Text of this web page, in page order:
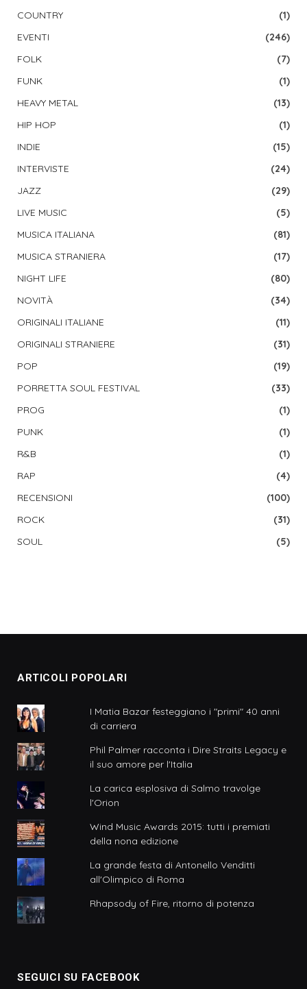
COUNTRY
(1)
EVENTI
(246)
FOLK
(7)
FUNK
(1)
HEAVY METAL
(13)
HIP HOP
(1)
INDIE
(15)
INTERVISTE
(24)
JAZZ
(29)
LIVE MUSIC
(5)
MUSICA ITALIANA
(81)
MUSICA STRANIERA
(17)
NIGHT LIFE
(80)
NOVITÀ
(34)
ORIGINALI ITALIANE
(11)
ORIGINALI STRANIERE
(31)
POP
(19)
PORRETTA SOUL FESTIVAL
(33)
PROG
(1)
PUNK
(1)
R&B
(1)
RAP
(4)
RECENSIONI
(100)
ROCK
(31)
SOUL
(5)
ARTICOLI POPOLARI
I Matia Bazar festeggiano i "primi" 40 anni
di carriera
Phil Palmer racconta i Dire Straits Legacy e
il suo amore per l'Italia
La carica esplosiva di Salmo travolge
l'Orion
Wind Music Awards 2015: tutti i premiati
della nona edizione
La grande festa di Antonello Venditti
all'Olimpico di Roma
Rhapsody of Fire, ritorno di potenza
SEGUICI SU FACEBOOK